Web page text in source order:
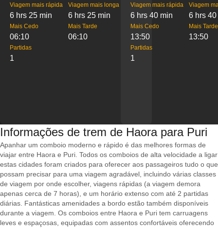
Viagem mais rápida
6 hrs 25 min
Viagem mais longa
6 hrs 25 min
Mais Cedo
06:10
Mais Tarde
06:10
Partidas
1
Viagem mais rápida
6 hrs 40 min
Viagem
6 hrs
Mais Cedo
13:50
Mais Tarde
13:50
Partidas
1
Informações de trem de Haora para Puri
Apanhar um comboio moderno e rápido é das melhores formas de
viajar entre Haora e Puri. Todos os comboios de alta velocidade a ligar
estas cidades foram criados para oferecer aos passageiros tudo o que
possam precisar para uma viagem agradável, incluindo várias classes
de viagem por onde escolher, viagens rápidas (a viagem demora
apenas cerca de 7 horas), e um horário extenso com até 2 partidas
diárias. Fantásticas amenidades a bordo estão também disponíveis
durante a viagem. Os comboios entre Haora e Puri tem carruagens
leves e espaçosas, equipadas com assentos confortáveis oferecendo